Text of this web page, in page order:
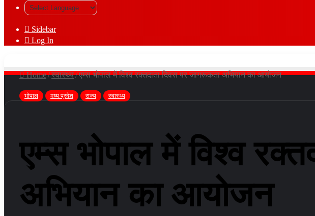
Sidebar
Log In
Home/स्वास्थ्य/एम्स भोपाल में विश्व रक्तदाता दिवस पर जागरूकता अभियान का आयोजन
भोपाल मध्य प्रदेश राज्य स्वास्थ्य
एम्स भोपाल में विश्व
अभियान का आयोजन